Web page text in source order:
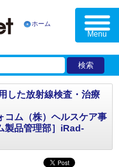
ホーム
Menu
した放射線検査・治療
ム（株）ヘルスケア事
製品管理部］iRad-